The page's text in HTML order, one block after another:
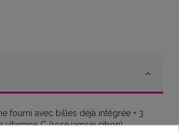
fourni avec billes déjà intégrée + 3
vitamine C (rose,jamsin,citron)